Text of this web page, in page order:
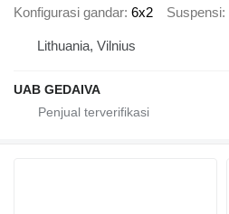
Konfigurasi gandar 6x2 Suspensi
Lithuania, Vilnius
UAB GEDAIVA